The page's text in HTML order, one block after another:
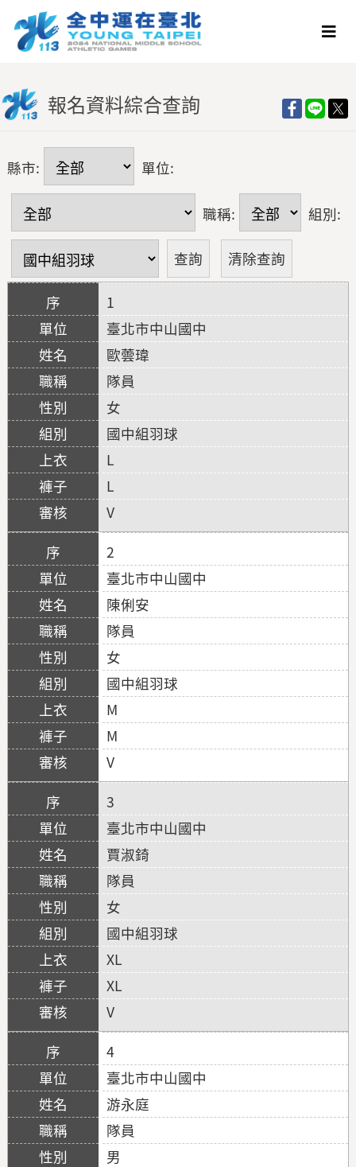
報名資料綜合查詢
縣市: 單位:
職稱: 組別:
1
臺北市中山國中
歐蕓瑋
隊員
女
國中組羽球
L
L
V
2
臺北市中山國中
陳俐安
隊員
女
國中組羽球
M
M
V
3
臺北市中山國中
賈淑錡
隊員
女
國中組羽球
XL
XL
V
4
臺北市中山國中
游永庭
隊員
男